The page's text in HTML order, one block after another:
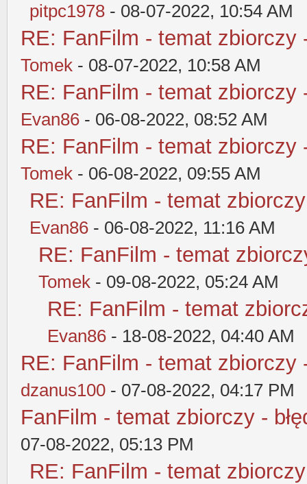
pitpc1978 - 08-07-2022, 10:54 AM
RE: FanFilm - temat zbiorczy
Tomek - 08-07-2022, 10:58 AM
RE: FanFilm - temat zbiorczy
Evan86 - 06-08-2022, 08:52 AM
RE: FanFilm - temat zbiorczy
Tomek - 06-08-2022, 09:55 AM
RE: FanFilm - temat
Evan86 - 06-08-2022, 11:16 AM
RE: FanFilm - temat
Tomek - 09-08-2022, 05:24 AM
RE: FanFilm - temat
Evan86 - 18-08-2022, 04:40 AM
RE: FanFilm - temat zbiorczy
dzanus100 - 07-08-2022, 04:17 PM
FanFilm - temat zbiorczy -
07-08-2022, 05:13 PM
RE: FanFilm - temat